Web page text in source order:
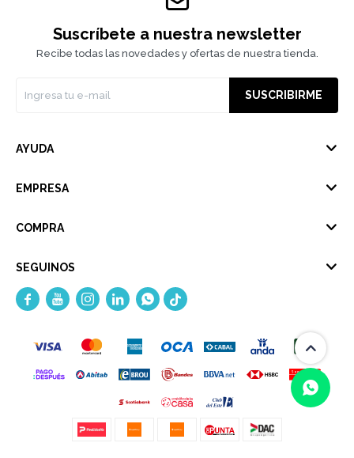
Suscríbete a nuestra newsletter
Recibe todas las novedades y ofertas de nuestra tienda.
SUSCRIBIRME
AYUDA
EMPRESA
COMPRA
SEGUINOS
    